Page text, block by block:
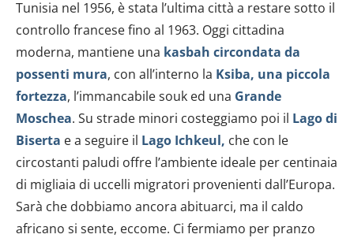
Tunisia nel 1956, è stata l’ultima città a restare sotto il
controllo francese fino al 1963. Oggi cittadina
moderna, mantiene una kasbah circondata da
possenti mura, con all’interno la Ksiba, una piccola
fortezza, l’immancabile souk ed una Grande
Moschea. Su strade minori costeggiamo poi il Lago di
Biserta e a seguire il Lago Ichkeul, che con le
circostanti paludi offre l’ambiente ideale per centinaia
di migliaia di uccelli migratori provenienti dall’Europa.
Sarà che dobbiamo ancora abituarci, ma il caldo
africano si sente, eccome. Ci fermiamo per pranzo